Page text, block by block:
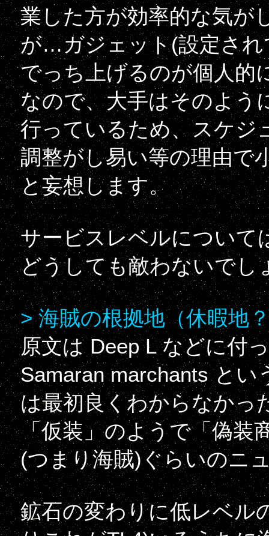
業した方が効率的な気が
が…ガジェット(設定され
でっち上げるのが個人的
なので、大手はそのよう
行っているため、スケジ
調整がし易い等の理由で
と妄想します。
サービスレベルについて
どうしても敵わないでし
> 海賊の根拠地（休暇地
原文は Deep L などに付
Samaran marchants とい
は最初良くわからなかっ
「仮装」のようで「偽装
(つまり海賊)ぐらいのニ
鉱石の変わりに低レベル